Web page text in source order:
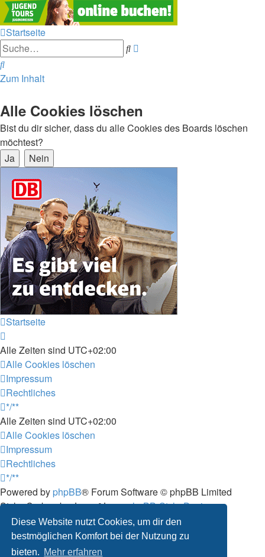
Diese Website nutzt Cookies, um dir den
bestmöglichen Komfort bei der Nutzung zu
bieten. Mehr erfahren
Startseite
Suche
Suche
Zum Inhalt
Alle Cookies löschen
Bist du dir sicher, dass du alle Cookies des Boards löschen
möchtest?
Startseite
Alle Zeiten sind UTC+02:00
Alle Cookies löschen
Impressum
Rechtliches
*/**
Alle Zeiten sind UTC+02:00
Alle Cookies löschen
Impressum
Rechtliches
*/**
Powered by phpBB® Forum Software © phpBB Limited
Style: Carbon by Joyce&LunaphpBB-Style-Design
Deutsche Übersetzung durchphpBB.de
Datenschutz|Nutzungsbedingungen